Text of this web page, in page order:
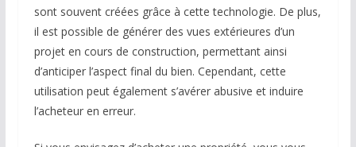
sont souvent créées grâce à cette technologie. De plus,
il est possible de générer des vues extérieures d’un
projet en cours de construction, permettant ainsi
d’anticiper l’aspect final du bien. Cependant, cette
utilisation peut également s’avérer abusive et induire
l’acheteur en erreur.